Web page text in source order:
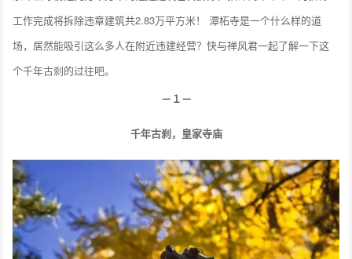
工作完成将拆除违章建筑共2.83万平方米！ 潭柘寺是一个什么样的道
场，居然能吸引这么多人在附近违建经营？快与禅风君一起了解一下这
个千年古刹的过往吧。
－１－
千年古刹，皇家寺庙